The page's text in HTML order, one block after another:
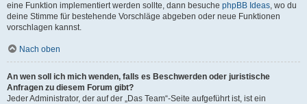
eine Funktion implementiert werden sollte, dann besuche phpBB Ideas, wo du
deine Stimme für bestehende Vorschläge abgeben oder neue Funktionen
vorschlagen kannst.
Nach oben
An wen soll ich mich wenden, falls es Beschwerden oder juristische
Anfragen zu diesem Forum gibt?
Jeder Administrator, der auf der „Das Team“-Seite aufgeführt ist, ist ein